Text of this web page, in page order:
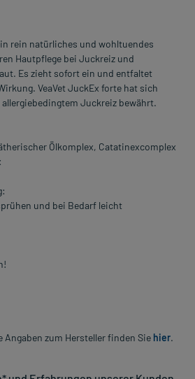
rein natürliches und wohltuendes
Hautpflege bei Juckreiz und
Es zieht sofort ein und entfaltet
VeaVet JuckEx forte hat sich
Juckreiz bewährt.
Ölkomplex, Catatinexcomplex
und bei Bedarf leicht
Angaben zum Hersteller finden Sie hier.